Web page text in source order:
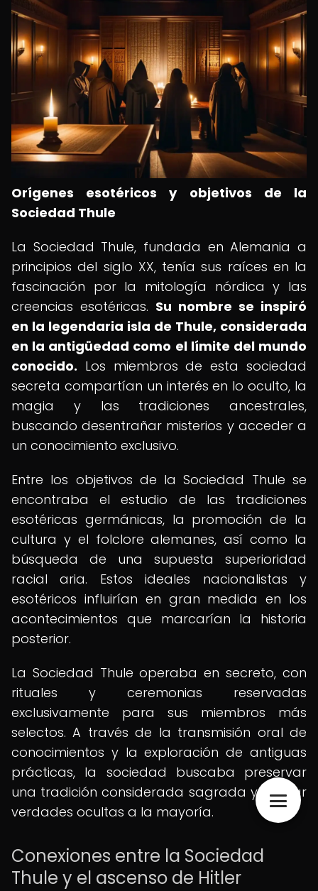
Orígenes esotéricos y objetivos de la
Sociedad Thule
La Sociedad Thule, fundada en Alemania a
principios del siglo XX, tenía sus raíces en la
fascinación por la mitología nórdica y las
creencias esotéricas. Su nombre se inspiró
en la legendaria isla de Thule, considerada
en la antigüedad como el límite del mundo
conocido. Los miembros de esta sociedad
secreta compartían un interés en lo oculto, la
magia y las tradiciones ancestrales,
buscando desentrañar misterios y acceder a
un conocimiento exclusivo.
Entre los objetivos de la Sociedad Thule se
encontraba el estudio de las tradiciones
esotéricas germánicas, la promoción de la
cultura y el folclore alemanes, así como la
búsqueda de una supuesta superioridad
racial aria. Estos ideales nacionalistas y
esotéricos influirían en gran medida en los
acontecimientos que marcarían la historia
posterior.
La Sociedad Thule operaba en secreto, con
rituales y ceremonias reservadas
exclusivamente para sus miembros más
selectos. A través de la transmisión oral de
conocimientos y la exploración de antiguas
prácticas, la sociedad buscaba preservar
una tradición considerada sagrada y revelar
verdades ocultas a la mayoría.
Conexiones entre la Sociedad
Thule y el ascenso de Hitler